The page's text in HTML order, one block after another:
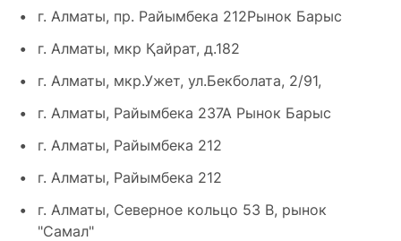
г. Алматы, пр. Райымбека 212Рынок Барыс
г. Алматы, мкр Қайрат, д.182
г. Алматы, мкр.Ужет, ул.Бекболата, 2/91,
г. Алматы, Райымбека 237А Рынок Барыс
г. Алматы, Райымбека 212
г. Алматы, Райымбека 212
г. Алматы, Северное кольцо 53 В, рынок
"Самал"